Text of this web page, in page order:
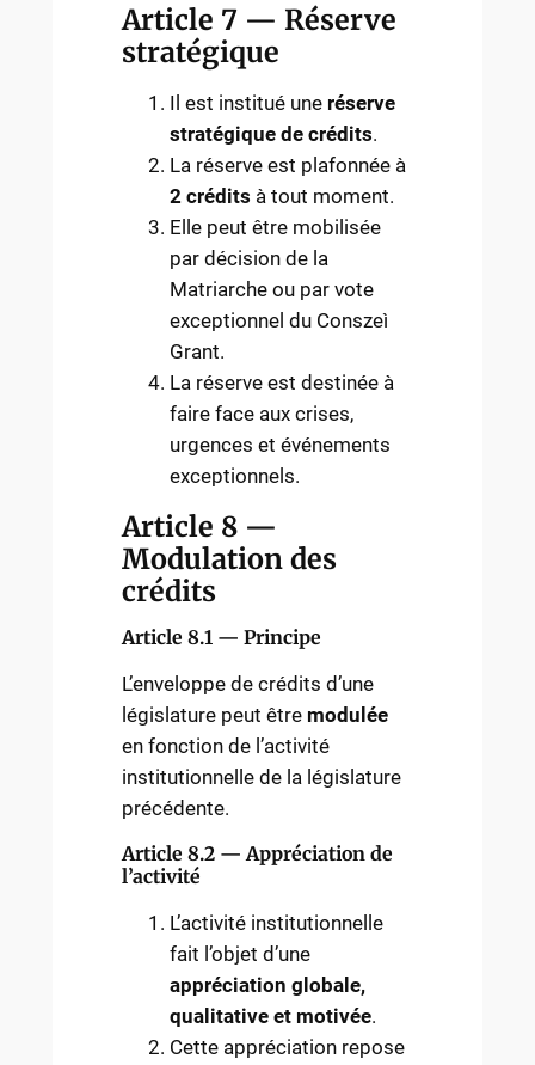
Article 7 — Réserve
stratégique
Il est institué une réserve
stratégique de crédits.
La réserve est plafonnée à
2 crédits à tout moment.
Elle peut être mobilisée
par décision de la
Matriarche ou par vote
exceptionnel du Conszeì
Grant.
La réserve est destinée à
faire face aux crises,
urgences et événements
exceptionnels.
Article 8 —
Modulation des
crédits
Article 8.1 — Principe
L’enveloppe de crédits d’une
législature peut être modulée
en fonction de l’activité
institutionnelle de la législature
précédente.
Article 8.2 — Appréciation de
l’activité
L’activité institutionnelle
fait l’objet d’une
appréciation globale,
qualitative et motivée.
Cette appréciation repose